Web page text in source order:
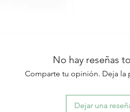
No hay reseñas
Comparte tu opinión. Deja la
Dejar una